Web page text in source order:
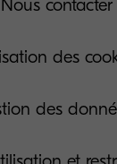
Nous contacter
des
des